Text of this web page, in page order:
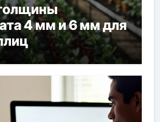
4 мм и 6 мм для